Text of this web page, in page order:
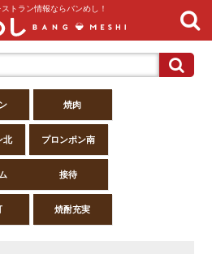
トラン情報ならバンめし！
焼肉
北 プロンポン南
接待
焼酎充実